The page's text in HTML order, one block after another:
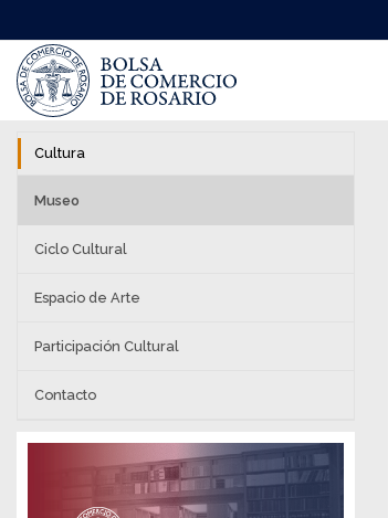
al
contenido
principal
Cultura
Museo
Ciclo Cultural
Espacio de Arte
Participación Cultural
Contacto